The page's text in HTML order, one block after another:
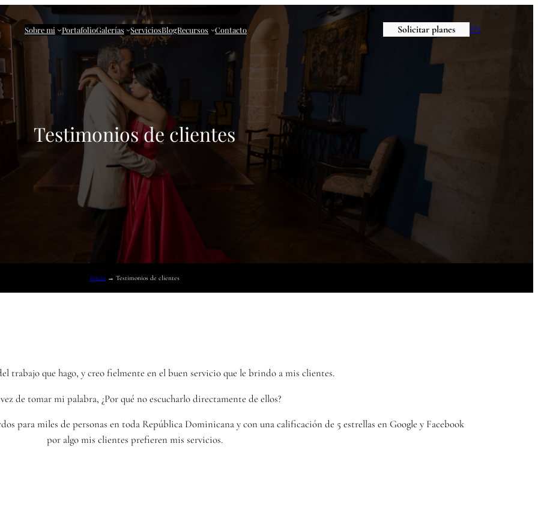
Sobre mi PortafolioGalerías ServiciosBlogRecursos Contacto Solicitar planes EN
Testimonios de clientes
Inicio→ Testimonios de clientes
trabajo que hago, y creo fielmente en el buen servicio que le brindo a mis clientes.
de tomar mi palabra, ¿Por qué no escucharlo directamente de ellos?
para miles de personas en toda República Dominicana y con una calificación de 5 estrellas en Google y Facebook
por algo mis clientes prefieren mis servicios.